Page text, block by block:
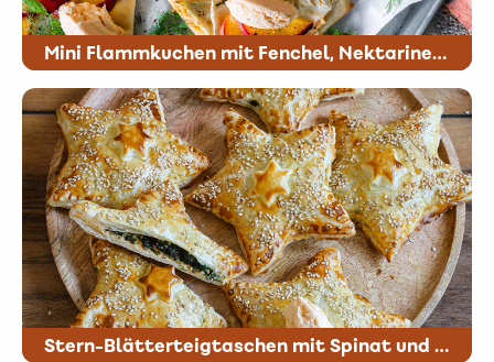
Mini Flammkuchen mit Fenchel, Nektarinen und miree Lachs
Stern-Blätterteigtaschen mit Spinat und miree mit feinem Lachs